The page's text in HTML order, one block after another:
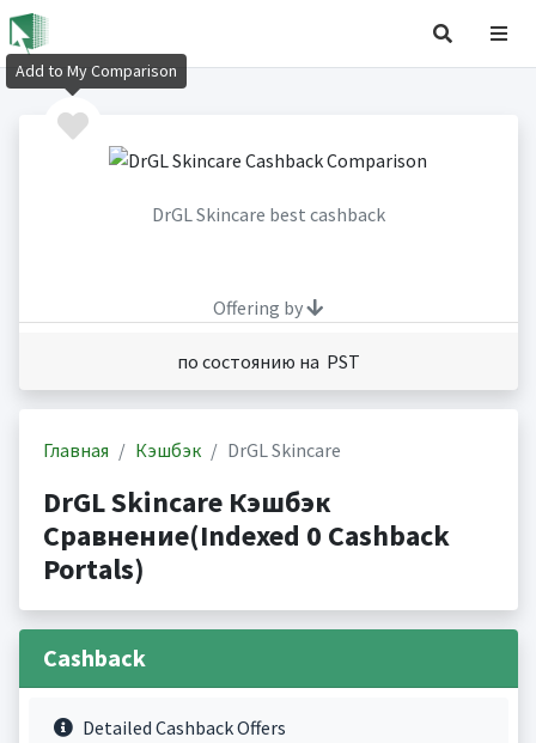
DrGL Skincare best cashback
Offering by
по состоянию на PST
Главная Кэшбэк DrGL Skincare
DrGL Skincare Кэшбэк
Сравнение(Indexed 0 Cashback
Portals)
Cashback
Detailed Cashback Offers
Add to My Comparison